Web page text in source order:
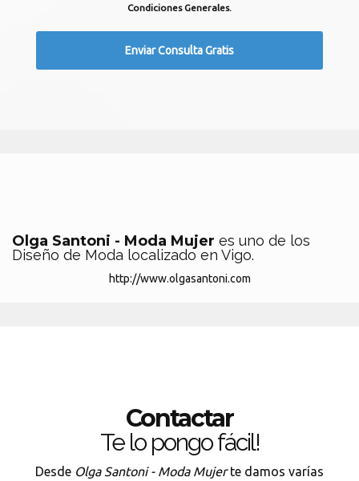
Condiciones Generales.
Olga Santoni - Moda Mujer es uno de los
Diseño de Moda localizado en Vigo.
http://www.olgasantoni.com
Contactar
Te lo pongo fácil!
Desde Olga Santoni - Moda Mujerte damos varías